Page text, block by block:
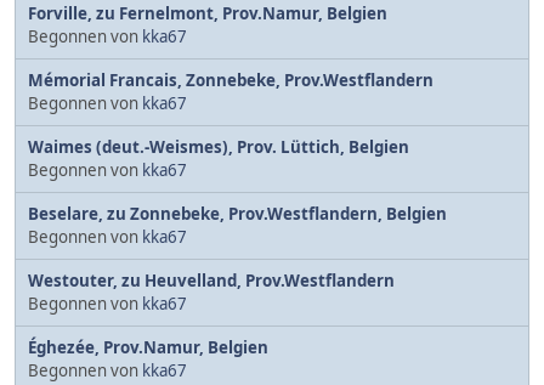
Forville, zu Fernelmont, Prov.Namur, Belgien
Begonnen von kka67
Mémorial Francais, Zonnebeke, Prov.Westflandern
Begonnen von kka67
Waimes (deut.-Weismes), Prov. Lüttich, Belgien
Begonnen von kka67
Beselare, zu Zonnebeke, Prov.Westflandern, Belgien
Begonnen von kka67
Westouter, zu Heuvelland, Prov.Westflandern
Begonnen von kka67
Éghezée, Prov.Namur, Belgien
Begonnen von kka67